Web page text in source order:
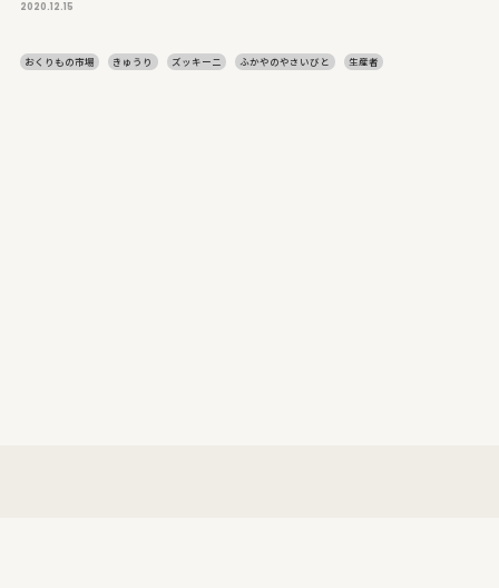
2020.12.15
おくりもの市場 きゅうり ズッキーニ ふかやのやさいびと 生産者